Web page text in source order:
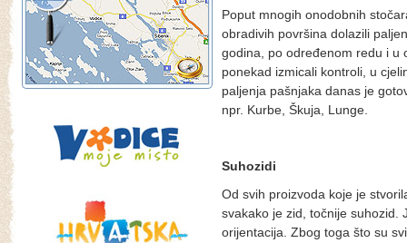
Poput mnogih onodobnih
obradivih površina dolazili
godina, po određenom redu i u
ponekad izmicali kontroli, u
paljenja pašnjaka danas je
npr. Kurbe, Škuja, Lunge.
Suhozidi
Od svih proizvoda koje je
svakako je zid, točnije suhozid.
orijentacija. Zbog toga što su